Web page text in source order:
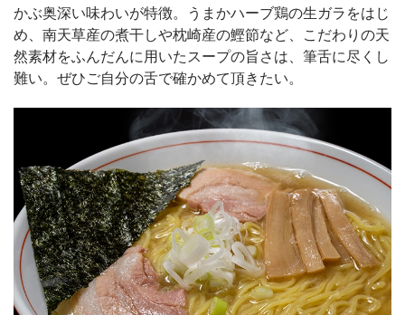
かぶ奥深い味わいが特徴。うまかハーブ鶏の生ガラをはじ
め、南天草産の煮干しや枕崎産の鰹節など、こだわりの天
然素材をふんだんに用いたスープの旨さは、筆舌に尽くし
難い。ぜひご自分の舌で確かめて頂きたい。